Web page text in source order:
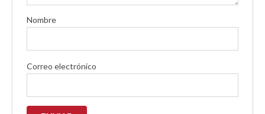
Nombre
Correo electrónico